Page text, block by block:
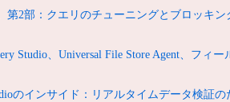
第2部：クエリのチューニングとブロッキン
Studio、Universal File Store Agent、フィー
のインサイド：リアルタイムデータ検証の